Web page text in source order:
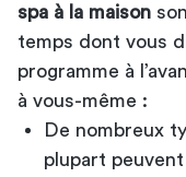
spa à la maison
temps dont vous
programme à
à vous-même :
De nombreux
plupart